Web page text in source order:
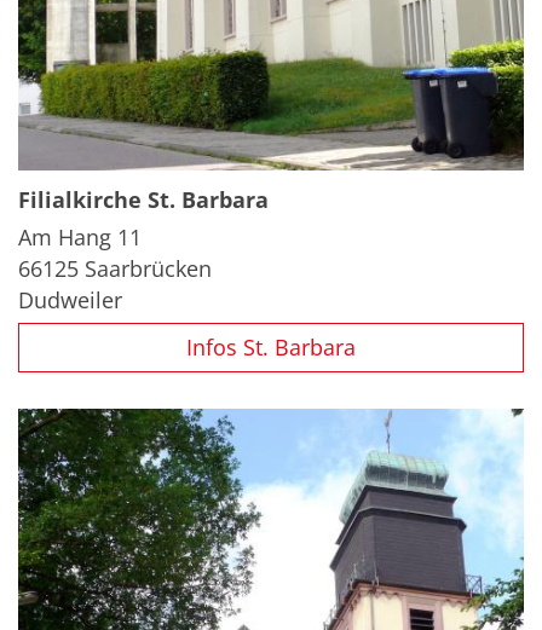
Filialkirche St. Barbara
Am Hang 11
66125 Saarbrücken
Dudweiler
Infos St. Barbara